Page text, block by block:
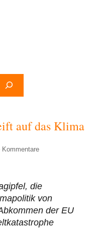
auf das Klima
Kommentare
die
von
der EU